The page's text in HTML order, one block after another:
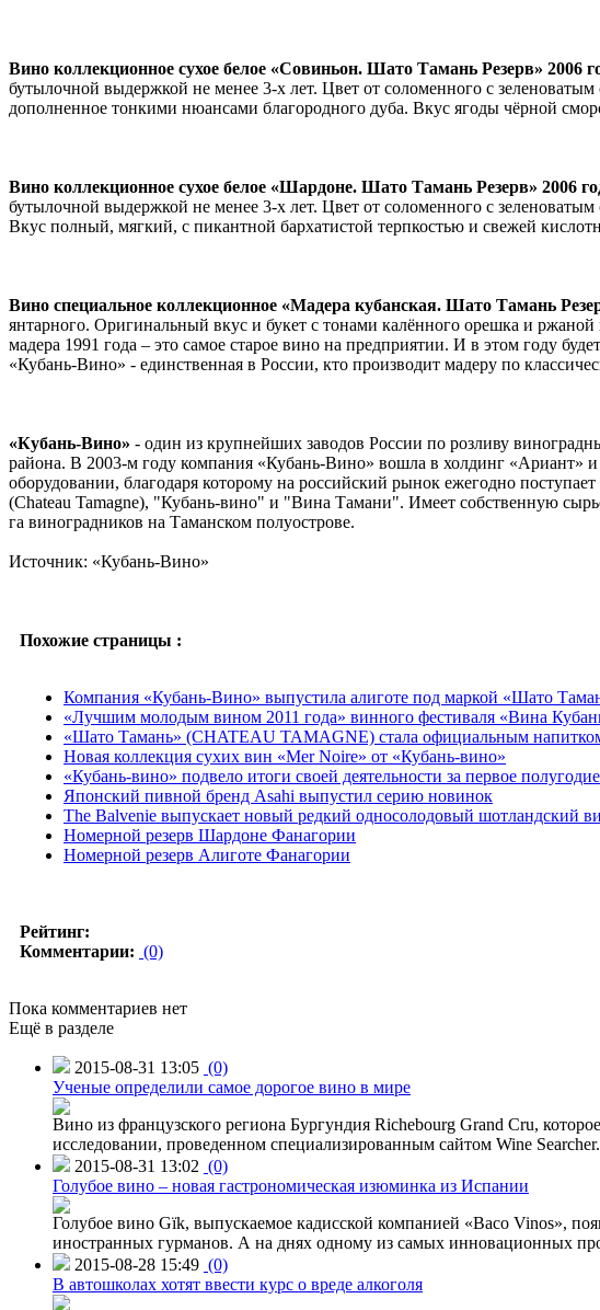
Вино коллекционное сухое белое «Совиньон. Шато Тамань Резерв» 2006
бутылочной выдержкой не менее 3-х лет. Цвет от соломенного с
дополненное тонкими нюансами благородного дуба. Вкус ягоды чёрной
Вино коллекционное сухое белое «Шардоне. Шато Тамань Резерв» 2006
бутылочной выдержкой не менее 3-х лет. Цвет от соломенного с
Вкус полный, мягкий, с пикантной бархатистой терпкостью и свежей
Вино специальное коллекционное «Мадера кубанская. Шато Тамань
янтарного. Оригинальный вкус и букет с тонами калённого орешка и
мадера 1991 года – это самое старое вино на предприятии. И в этом году
«Кубань-Вино» - единственная в России, кто производит мадеру по
«Кубань-Вино» - один из крупнейших заводов России по розливу
района. В 2003-м году компания «Кубань-Вино» вошла в холдинг «Ариант»
оборудовании, благодаря которому на российский рынок ежегодно
(Chateau Tamagne), "Кубань-вино" и "Вина Тамани". Имеет собственную
га виноградников на Таманcком полуострове.
Источник: «Кубань-Вино»
Похожие страницы :
Компания «Кубань-Вино» выпустила алиготе под маркой «Шато
«Лучшим молодым вином 2011 года» винного фестиваля «Вина
«Шато Тамань» (CHATEAU TAMAGNE) стала официальным
Новая коллекция сухих вин «Mer Noire» от «Кубань-вино»
«Кубань-вино» подвело итоги своей деятельности за первое полугодие
Японский пивной бренд Asahi выпустил серию новинок
The Balvenie выпускает новый редкий односолодовый шотландский
Номерной резерв Шардоне Фанагории
Номерной резерв Алиготе Фанагории
Рейтинг:
Комментарии: (0)
Пока комментариев нет
Ещё в разделе
2015-08-31 13:05 (0)
Ученые определили самое дорогое вино в мире
Вино из французского региона Бургундия Richebourg Grand Cru,
исследовании, проведенном специализированным сайтом Wine Searcher.
2015-08-31 13:02 (0)
Голубое вино – новая гастрономическая изюминка из Испании
Голубое вино Gïk, выпускаемое кадисской компанией «Baco Vinos»,
иностранных гурманов. А на днях одному из самых инновационных
2015-08-28 15:49 (0)
В автошколах хотят ввести курс о вреде алкоголя